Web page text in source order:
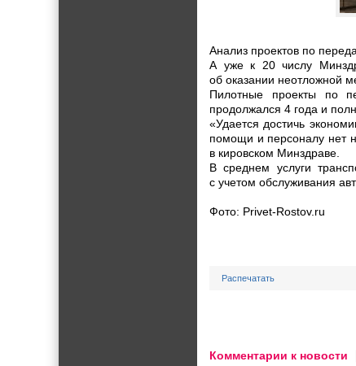
Анализ проектов по
А уже к 20 числу
об оказании неотложной
Пилотные проекты по
продолжался 4 года и
«Удается достичь
помощи и персоналу нет
в кировском Минздраве.
В среднем услуги
с учетом обслуживания
Фото: Privet-Rostov.ru
Распечатать
Комментарии к новости